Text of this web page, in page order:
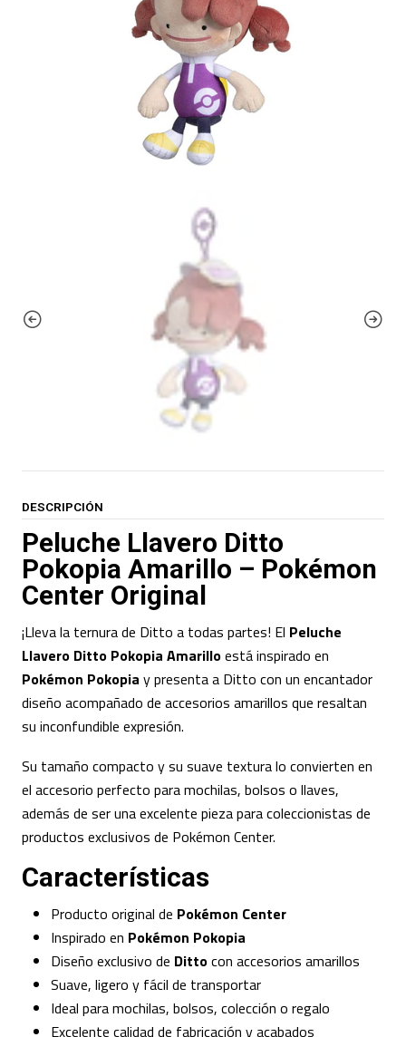
DESCRIPCIÓN
Peluche Llavero Ditto
Pokopia Amarillo – Pokémon
Center Original
¡Lleva la ternura de Ditto a todas partes! El Peluche
Llavero Ditto Pokopia Amarilloestá inspirado en
Pokémon Pokopia y presenta a Ditto con un encantador
diseño acompañado de accesorios amarillos que resaltan
su inconfundible expresión.
Su tamaño compacto y su suave textura lo convierten en
el accesorio perfecto para mochilas, bolsos o llaves,
además de ser una excelente pieza para coleccionistas de
productos exclusivos de Pokémon Center.
Características
Producto original de Pokémon Center
Inspirado en Pokémon Pokopia
Diseño exclusivo de Dittocon accesorios amarillos
Suave, ligero y fácil de transportar
Ideal para mochilas, bolsos, colección o regalo
Excelente calidad de fabricación y acabados